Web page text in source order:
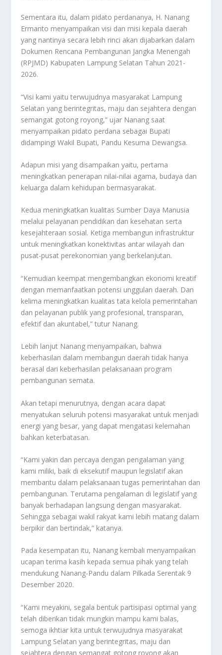
Sementara itu, dalam pidato perdananya, H. Nanang
Ermanto menyampaikan visi dan misi kepala daerah
yang nantinya secara lebih rinci akan dijabarkan dalam
Dokumen Rencana Pembangunan Jangka Menengah
(RPJMD) Kabupaten Lampung Selatan Tahun 2021-
2026.
“Visi kami yaitu terwujudnya masyarakat Lampung
Selatan yang berintegritas, maju dan sejahtera dengan
semangat gotong royong,” ujar Nanang saat
menyampaikan pidato perdana sebagai Bupati
didampingi Wakil Bupati, Pandu Kesuma Dewangsa.
Adapun misi yang disampaikan yaitu, pertama
meningkatkan penerapan nilai-nilai agama, budaya dan
keluarga dalam kehidupan bermasyarakat.
Kedua meningkatkan kualitas Sumber Daya Manusia
melalui pelayanan pendidikan dan kesehatan serta
kesejahteraan sosial. Ketiga membangun infrastruktur
untuk meningkatkan konektivitas antar wilayah dan
pusat-pusat perekonomian yang berkelanjutan.
“Kemudian keempat mengembangkan ekonomi kreatif
dengan memanfaatkan potensi unggulan daerah. Dan
kelima meningkatkan kualitas tata kelola pemerintahan
dan pelayanan publik yang profesional, transparan,
efektif dan akuntabel,” tutur Nanang.
Lebih lanjut Nanang menyampaikan, bahwa
keberhasilan dalam membangun daerah tidak hanya
berasal dari keberhasilan pelaksanaan program
pembangunan semata.
Akan tetapi menurutnya, dengan acara dapat
menyatukan seluruh potensi masyarakat untuk menjadi
energi yang besar, yang dapat mengatasi kelemahan
bahkan keterbatasan.
“Kami yakin dan percaya dengan pengalaman yang
kami miliki, baik di eksekutif maupun legislatif akan
membantu dalam pelaksanaan tugas pemerintahan dan
pembangunan. Terutama pengalaman di legislatif yang
banyak berhadapan langsung dengan masyarakat.
Sehingga sebagai wakil rakyat kami lebih matang dalam
berpikir dan bertindak,” katanya.
Pada kesempatan itu, Nanang kembali menyampaikan
ucapan terima kasih kepada semua pihak yang telah
mendukung Nanang-Pandu dalam Pilkada Serentak 9
Desember 2020.
“Kami meyakini, segala bentuk partisipasi optimal yang
telah diberikan tidak mungkin mampu kami balas,
semoga ikhtiar kita untuk terwujudnya masyarakat
Lampung Selatan yang berintegritas, maju dan
sejahtera dengan semangat gotong royong akan